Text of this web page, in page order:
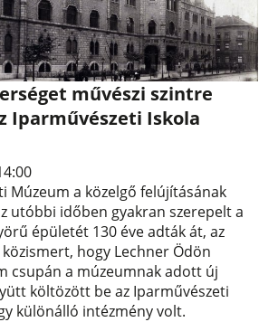
művészi szintre
Iparművészeti Iskola
Múzeum a közelgő felújításának
utóbbi időben gyakran szerepelt a
épületét 130 éve adták át, az
hogy Lechner Ödön
csupán a múzeumnak adott új
költözött be az Iparművészeti
különálló intézmény volt.